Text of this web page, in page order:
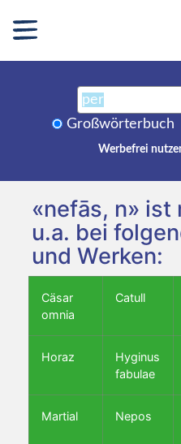
Großwörterbuch
Werbefrei
«nefās, n» ist
u.a. bei
und Werken:
Cäsar
omnia
Catull
Horaz
Hyginus
fabulae
Martial Nepos